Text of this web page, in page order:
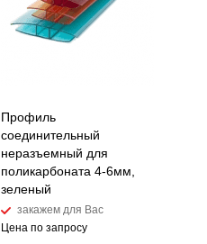
Профиль
соединительный
неразъемный для
поликарбоната 4-6мм,
зеленый
закажем для Вас
Цена по запросу